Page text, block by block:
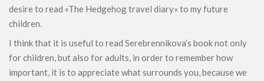
desire to read «The Hedgehog travel diary» to my future
children.
I think that it is useful to read Serebrennikova’s book not only
for children, but also for adults, in order to remember how
important, it is to appreciate what surrounds you, because we